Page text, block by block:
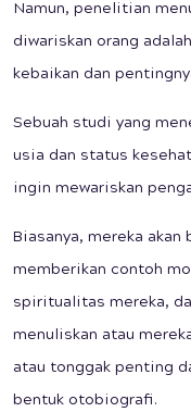
Namun, penelitian
diwariskan orang
kebaikan dan
Sebuah studi yang
usia dan status
ingin mewariskan
Biasanya, mereka akan
memberikan contoh
spiritualitas mereka,
menuliskan atau
atau tonggak penting
bentuk otobiografi.